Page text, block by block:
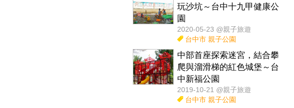
玩沙坑～台中十九甲健康公
園
2020-05-23 @親子旅遊
台中市 親子公園
中部首座探索迷宮，結合攀
爬與溜滑梯的紅色城堡～台
中新福公園
2019-10-21 @親子旅遊
台中市 親子公園